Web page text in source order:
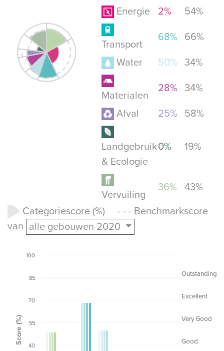
Energie 2% 54%
Transport
68% 66%
Water 50% 34%
Materialen
28% 34%
Afval 25% 58%
Landgebruik
& Ecologie
0% 19%
Vervuiling
36%
43%
Categoriescore (%) - - - Benchmarkscore
van alle gebouwen 2020
Good
Very Good
Excellent
Outstanding
Score (%)
40
55
70
85
100